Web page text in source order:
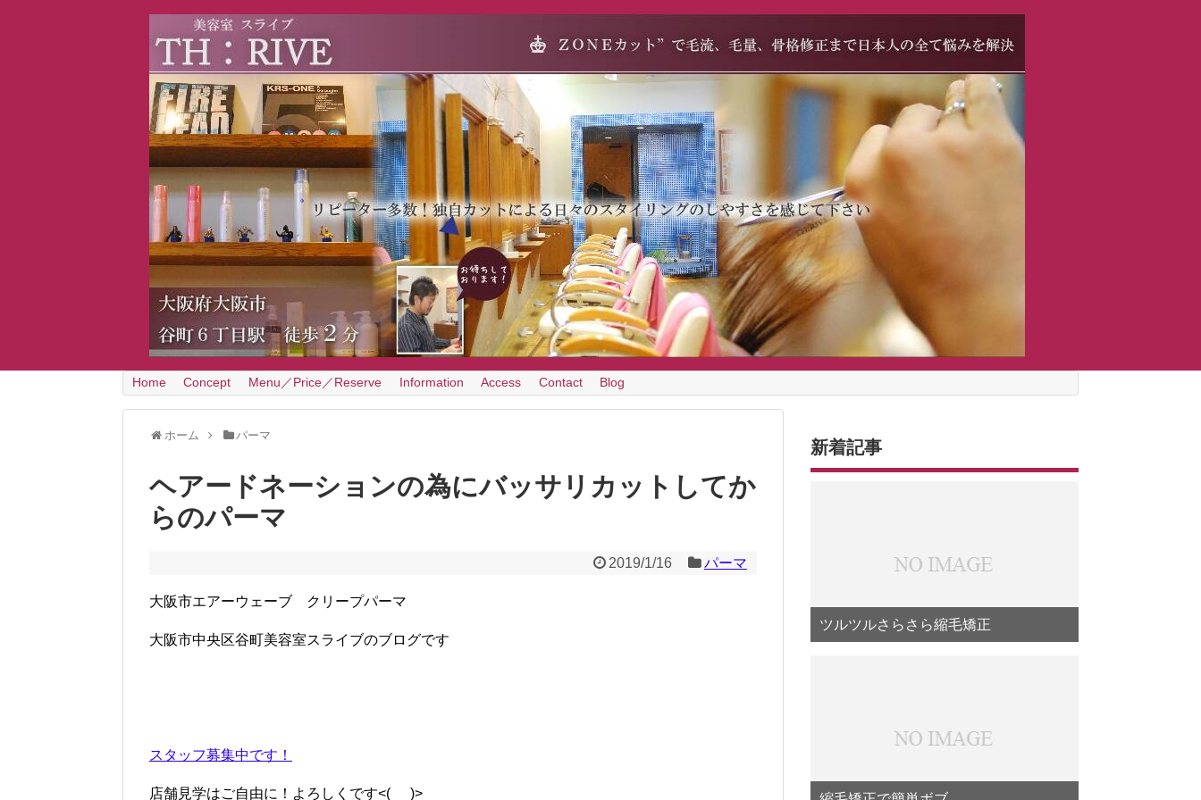
Home Concept Menu／Price／Reserve Information Access Contact Blog
ホーム パーマ
ヘアードネーションの為にバッサリカットしてか
らのパーマ
2019/1/16 パーマ
大阪市エアーウェーブ クリープパーマ
大阪市中央区谷町美容室スライブのブログです
スタッフ募集中です！
店舗見学はご自由に！よろしくです<(_ _)>
新着記事
ツルツルさらさら縮毛矯正